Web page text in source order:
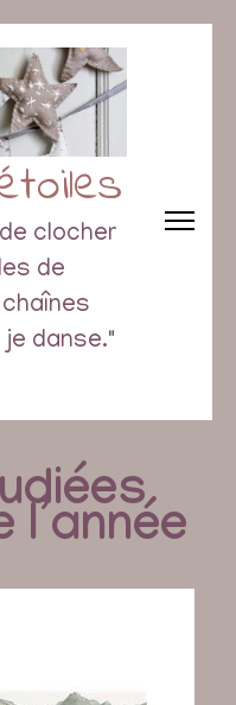
clocher
de
je danse."